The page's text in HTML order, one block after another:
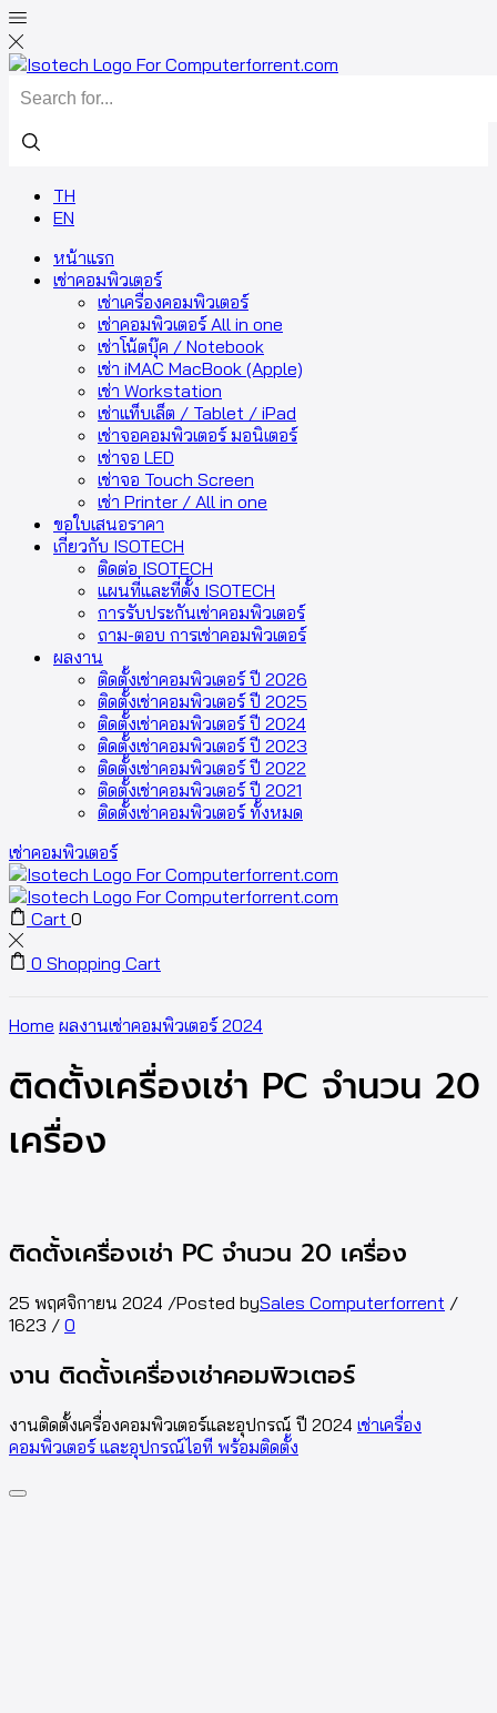
TH
EN
หน้าแรก
เช่าคอมพิวเตอร์
เช่าเครื่องคอมพิวเตอร์
เช่าคอมพิวเตอร์ All in one
เช่าโน้ตบุ๊ค / Notebook
เช่า iMAC MacBook (Apple)
เช่า Workstation
เช่าแท็บเล็ต / Tablet / iPad
เช่าจอคอมพิวเตอร์ มอนิเตอร์
เช่าจอ LED
เช่าจอ Touch Screen
เช่า Printer / All in one
ขอใบเสนอราคา
เกี่ยวกับ ISOTECH
ติดต่อ ISOTECH
แผนที่และที่ตั้ง ISOTECH
การรับประกันเช่าคอมพิวเตอร์
ถาม-ตอบ การเช่าคอมพิวเตอร์
ผลงาน
ติดตั้งเช่าคอมพิวเตอร์ ปี 2026
ติดตั้งเช่าคอมพิวเตอร์ ปี 2025
ติดตั้งเช่าคอมพิวเตอร์ ปี 2024
ติดตั้งเช่าคอมพิวเตอร์ ปี 2023
ติดตั้งเช่าคอมพิวเตอร์ ปี 2022
ติดตั้งเช่าคอมพิวเตอร์ ปี 2021
ติดตั้งเช่าคอมพิวเตอร์ ทั้งหมด
เช่าคอมพิวเตอร์
Cart 0
0 Shopping Cart
Home ผลงานเช่าคอมพิวเตอร์ 2024
ติดตั้งเครื่องเช่า PC จำนวน 20
เครื่อง
ติดตั้งเครื่องเช่า PC จำนวน 20 เครื่อง
25 พฤศจิกายน 2024 /Posted bySales Computerforrent /
1623 / 0
งาน ติดตั้งเครื่องเช่าคอมพิวเตอร์
งานติดตั้งเครื่องคอมพิวเตอร์และอุปกรณ์ ปี 2024 เช่าเครื่อง
คอมพิวเตอร์ และอุปกรณ์ไอที พร้อมติดตั้ง